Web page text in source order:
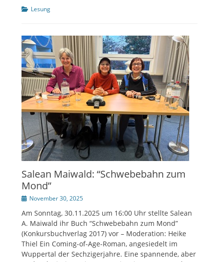
Kategorien
Lesung
Salean Maiwald: “Schwebebahn zum
Mond”
Veröffentlicht
November 30, 2025
Am Sonntag, 30.11.2025 um 16:00 Uhr stellte Salean
A. Maiwald ihr Buch “Schwebebahn zum Mond”
(Konkursbuchverlag 2017) vor – Moderation: Heike
Thiel Ein Coming-of-Age-Roman, angesiedelt im
Wuppertal der Sechzigerjahre. Eine spannende, aber